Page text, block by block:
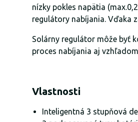
nízky pokles napätia
regulátory nabíjania. Vďaka
Solárny regulátor môže byť
proces nabíjania aj
Vlastnosti
Inteligentná 3 stupňová